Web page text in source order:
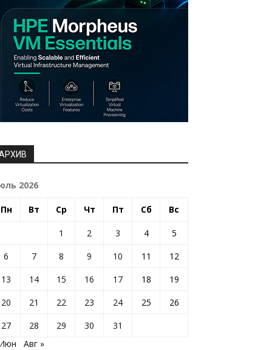
2026
Пн Вт Ср Чт Пт Сб Вс
1 2 3 4
5
6
7 8 9 10 11
12
13
14 15 16 17 18
19
20
21 22 23 24 25
26
27
28 29 30
31
Авг »